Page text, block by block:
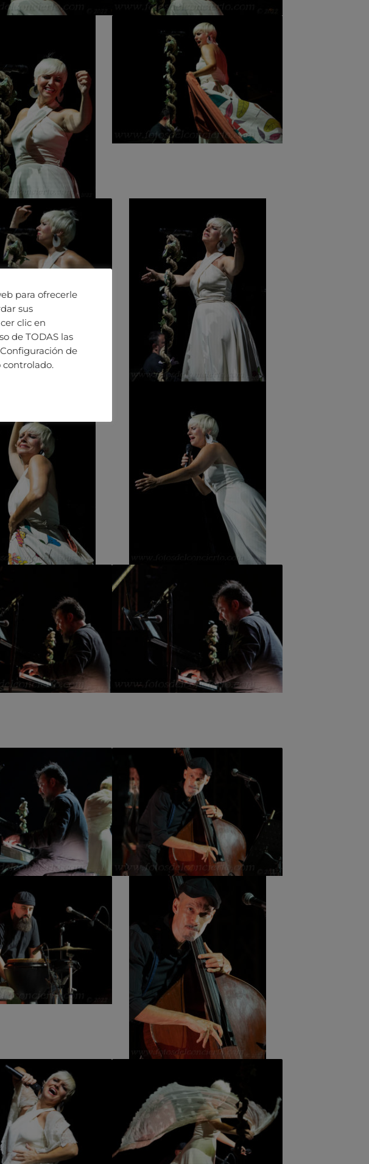
para ofrecerle
sus
clic en
de TODAS las
de